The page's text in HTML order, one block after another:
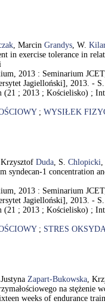
, Marcin Grandys, W.
in exercise tolerance in
2013 : Seminarium
Jagielloński], 2013. -
(21 ; 2013 ; Kościelisko) ;
; WYSIŁEK
Duda, S. Chlopicki
syndecan-1 concentration
2013 : Seminarium
Jagielloński], 2013. -
(21 ; 2013 ; Kościelisko) ;
; STRES
Zapart-Bukowska,
na
weeks of endurance